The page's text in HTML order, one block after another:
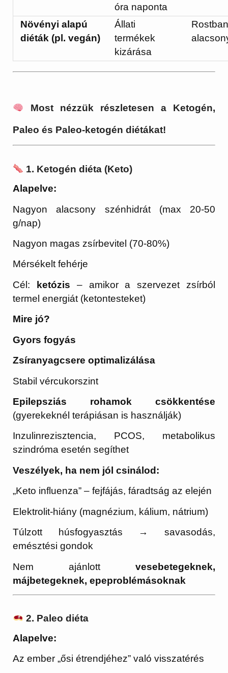
óra naponta
Növényi alapú
diéták (pl. vegán)
Állati
termékek
kizárása
Most nézzük részletesen a Ketogén,
Paleo és Paleo-ketogén diétákat!
1. Ketogén diéta (Keto)
Alapelve:
Nagyon alacsony szénhidrát (max 20-50
g/nap)
Nagyon magas zsírbevitel (70-80%)
Mérsékelt fehérje
Cél: ketózis – amikor a szervezet zsírból
termel energiát (ketontesteket)
Mire jó?
Gyors fogyás
Zsíranyagcsere optimalizálása
Stabil vércukorszint
Epilepsziás rohamok csökkentése
(gyerekeknél terápiásan is használják)
Inzulinrezisztencia, PCOS, metabolikus
szindróma esetén segíthet
Veszélyek, ha nem jól csinálod:
„Keto influenza” – fejfájás, fáradtság az elején
Elektrolit-hiány (magnézium, kálium, nátrium)
Túlzott húsfogyasztás → savasodás,
emésztési gondok
Nem ajánlott vesebetegeknek,
májbetegeknek, epeproblémásoknak
2. Paleo diéta
Alapelve:
Az ember „ősi étrendjéhez” való visszatérés